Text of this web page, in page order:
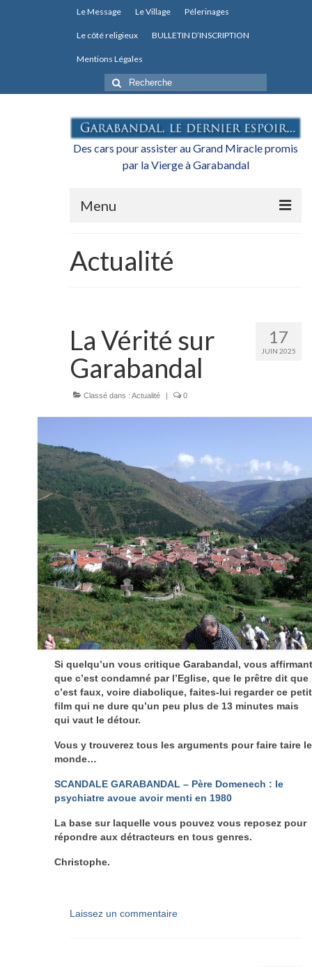
Le Message Le Village Pélerinages
Le côté religieux BULLETIN D’INSCRIPTION
Mentions Légales
Rechercher
:
Des cars pour assister au Grand Miracle promis
par la Vierge à Garabandal
Menu
L’association
Documents
Actualité
17
JUIN 2025
La Vérité sur
Garabandal
Classé dans : Actualité | 0
Si quelqu’un vous critique Garabandal, vous
que c’est condamné par l’Eglise, que le prêtre dit que
c’est faux, voire diabolique, faites-lui regarder ce petit
film qui ne dure qu’un peu plus de 13 minutes mais
qui vaut le détour.
Vous y trouverez tous les arguments pour faire taire le
monde…
SCANDALE GARABANDAL – Père Domenech : le
psychiatre avoue avoir menti en 1980
La base sur laquelle vous pouvez vous reposez pour
répondre aux détracteurs en tous genres.
Christophe.
Laissez un commentaire